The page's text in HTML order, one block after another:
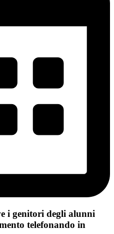
i genitori degli alunni
telefonando in